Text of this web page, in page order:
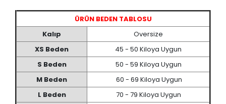
ÜRÜN BEDEN TABLOSU
Kalıp
Oversize
XS Beden
45 - 50 Kiloya Uygun
S Beden
50 - 59 Kiloya Uygun
M Beden
60 - 69 Kiloya Uygun
L Beden
70 - 79 Kiloya Uygun